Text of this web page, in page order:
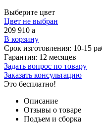
Выберите цвет
Цвет не выбран
209 910 a
В корзину
Срок изготовления: 10-15
Гарантия: 12 месяцев
Задать вопрос по товару
Заказать консультацию
Это бесплатно!
Описание
Отзывы о товаре
Подъем и сборка